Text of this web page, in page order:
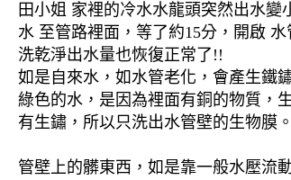
田小姐 家裡的冷水水龍頭突然出水
水 至管路裡面，等了約15分，開啟
洗乾淨出水量也恢復正常了!!
如是自來水，如水管老化，會產生鐵
綠色的水，是因為裡面有銅的物質，
有生鏽，所以只洗出水管壁的生物膜。
管壁上的髒東西，如是靠一般水壓流